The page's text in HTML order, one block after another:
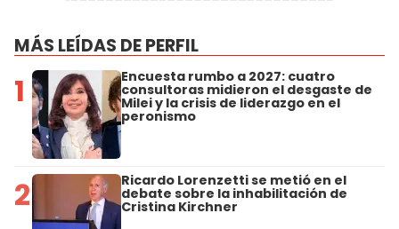
MÁS LEÍDAS DE PERFIL
1 Encuesta rumbo a 2027: cuatro
consultoras midieron el desgaste de
Milei y la crisis de liderazgo en el
peronismo
2 Ricardo Lorenzetti se metió en el
debate sobre la inhabilitación de
Cristina Kirchner